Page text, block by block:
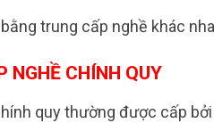
trung cấp nghề khác
NGHỀ CHÍNH QUY
quy thường được cấp